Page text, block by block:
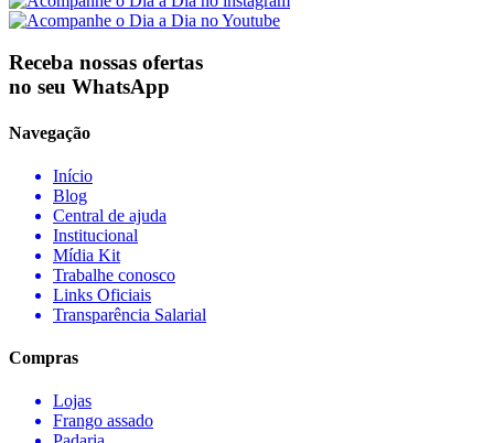
Receba nossas ofertas
no seu WhatsApp
Navegação
Início
Blog
Central de ajuda
Institucional
Mídia Kit
Trabalhe conosco
Links Oficiais
Transparência Salarial
Compras
Lojas
Frango assado